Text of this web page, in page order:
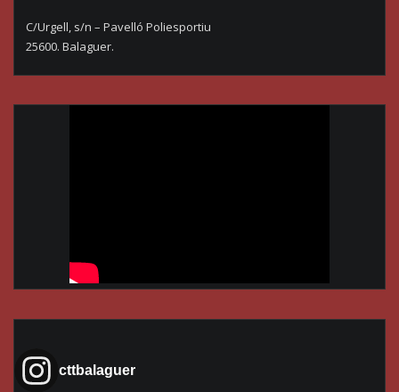
C/Urgell, s/n – Pavelló Poliesportiu
25600. Balaguer.
cttbalaguer